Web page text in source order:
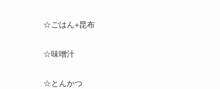
☆ごはん+昆布
☆味噌汁
☆とんかつ